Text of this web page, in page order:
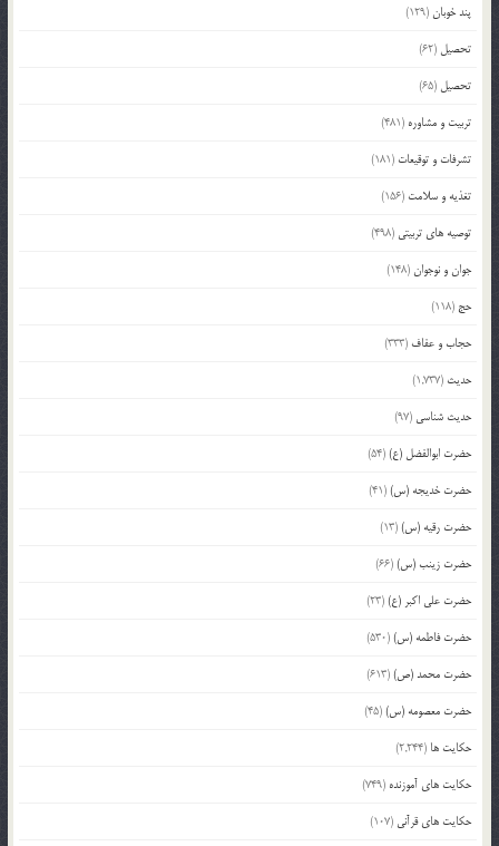
پند خوبان(129)
تحصیل (62)
تحصیل (65)
تربیت و مشاوره (481)
تشرفات و توقیعات (181)
تغذیه و سلامت (156)
توصیه های تربیتی (498)
جوان و نوجوان(148)
حج (118)
حجاب و عفاف (333)
حدیث (1,737)
حدیث شناسی (97)
حضرت ابوالفضل (ع)(54)
حضرت خدیجه (س)(41)
حضرت رقیه (س)(13)
حضرت زینب (س)(66)
حضرت علی اکبر (ع)(23)
حضرت فاطمه (س)(530)
حضرت محمد (ص)(613)
حضرت معصومه (س)(45)
حکایت ها (2,244)
حکایت های آموزنده (749)
حکایت های قرآنی (107)